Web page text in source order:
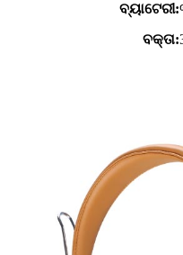
ବ୍ୟାଟେରୀ:
ବକ୍ତା: